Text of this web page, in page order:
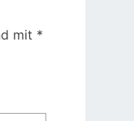
mit *